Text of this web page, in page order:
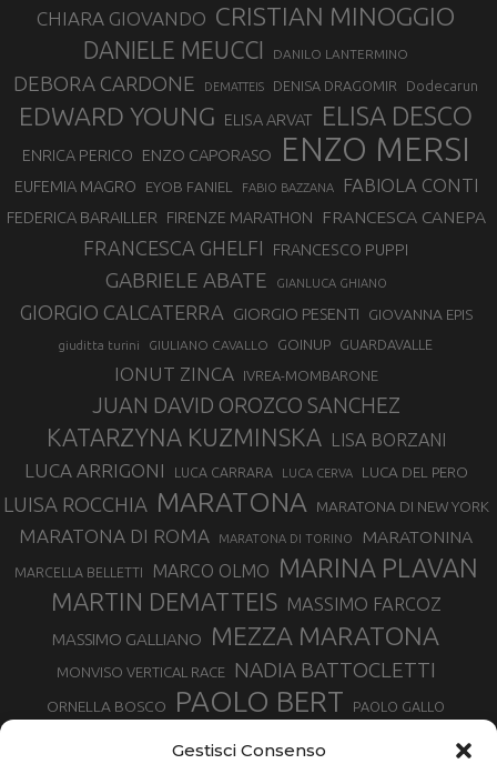
Gestisci Consenso
CHIARA GIOVANDO CRISTIAN MINOGGIO
DANIELE MEUCCI DANILO LANTERMINO
DEBORA CARDONE DEMATTEIS DENISA DRAGOMIR Dodecarun
EDWARD YOUNG ELISA ARVAT ELISA DESCO
ENRICA PERICO ENZO CAPORASO ENZO MERSI
EUFEMIA MAGRO EYOB FANIEL FABIO BAZZANA FABIOLA CONTI
FEDERICA BARAILLER FIRENZE MARATHON FRANCESCA CANEPA
FRANCESCA GHELFI FRANCESCO PUPPI
GABRIELE ABATE GIANLUCA GHIANO
GIORGIO CALCATERRA GIORGIO PESENTI GIOVANNA EPIS
giuditta turini GIULIANO CAVALLO GOINUP GUARDAVALLE
IONUT ZINCA IVREA-MOMBARONE
JUAN DAVID OROZCO SANCHEZ
KATARZYNA KUZMINSKA LISA BORZANI
LUCA ARRIGONI LUCA CARRARA LUCA CERVA LUCA DEL PERO
LUISA ROCCHIA MARATONA MARATONA DI NEW YORK
MARATONA DI ROMA MARATONA DI TORINO MARATONINA
MARCELLA BELLETTI MARCO OLMO MARINA PLAVAN
MARTIN DEMATTEIS MASSIMO FARCOZ
MASSIMO GALLIANO MEZZA MARATONA
MONVISO VERTICAL RACE NADIA BATTOCLETTI
ORNELLA BOSCO PAOLO BERT PAOLO GALLO